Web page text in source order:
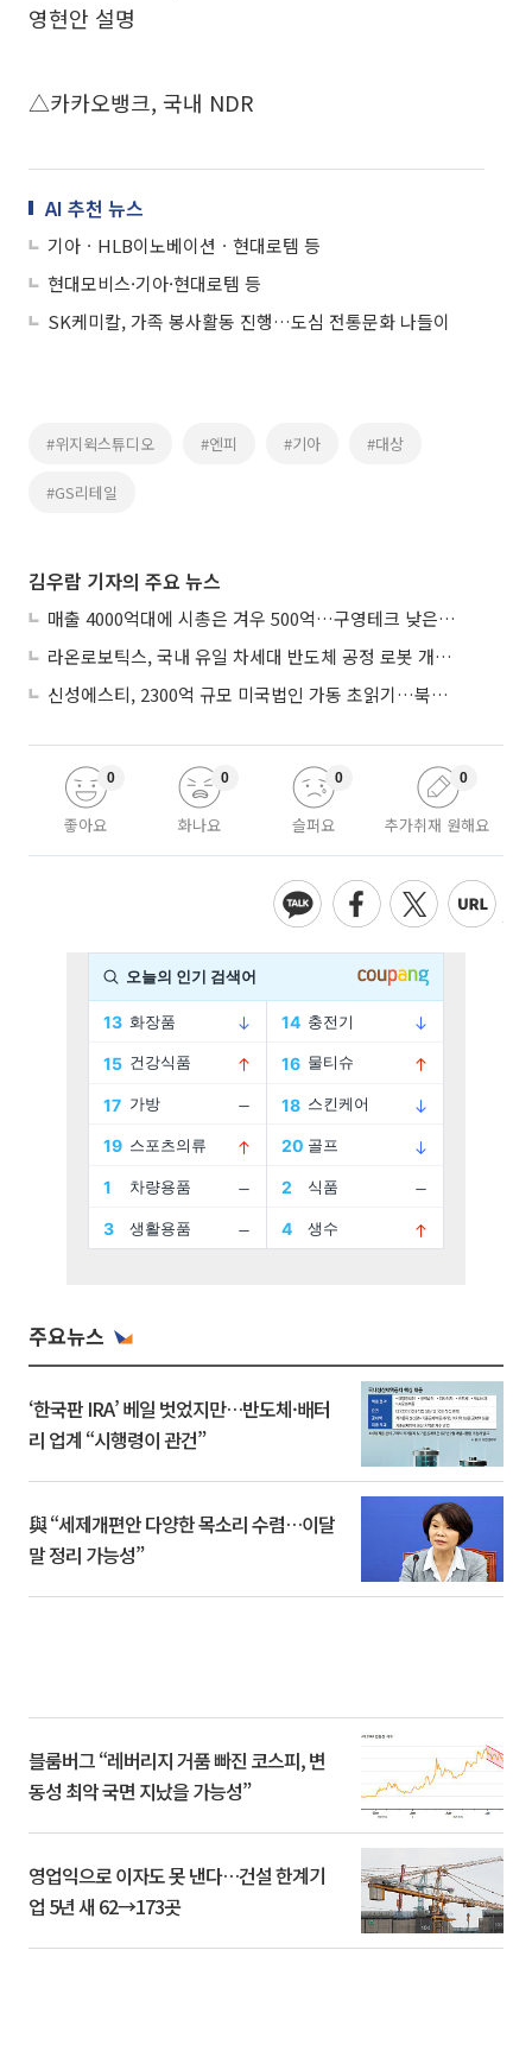
영현안 설명
△카카오뱅크, 국내 NDR
AI 추천 뉴스
기아ㆍHLB이노베이션ㆍ현대로템 등
현대모비스·기아·현대로템 등
SK케미칼, 가족 봉사활동 진행…도심 전통문화 나들이
#위지윅스튜디오 #엔피 #기아 #대상
#GS리테일
김우람 기자의 주요 뉴스
매출 4000억대에 시총은 겨우 500억…구영테크 낮은 몸값에 저가 승계 마무리
라온로보틱스, 국내 유일 차세대 반도체 공정 로봇 개발 ‘고객사 테스트 진행’
신성에스티, 2300억 규모 미국법인 가동 초읽기…북미 ESS 공략 본격화
좋아요
0
화나요
0
슬퍼요
0
추가취재 원해요
0
주요뉴스
‘한국판 IRA’ 베일 벗었지만…반도체·배터
리 업계 “시행령이 관건”
與 “세제개편안 다양한 목소리 수렴…이달
말 정리 가능성”
블룸버그 “레버리지 거품 빠진 코스피, 변
동성 최악 국면 지났을 가능성”
영업익으로 이자도 못 낸다…건설 한계기
업 5년 새 62→173곳